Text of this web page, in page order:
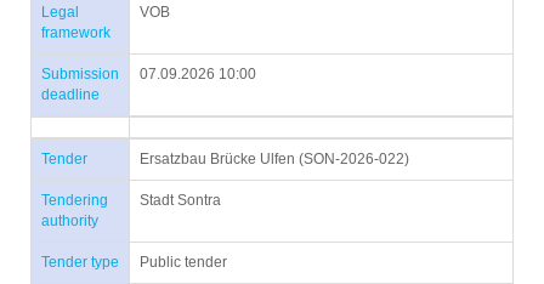
Legal
framework
VOB
Submission
deadline
07.09.2026 10:00
Tender Ersatzbau Brücke Ulfen (SON-2026-022)
Tendering
authority
Stadt Sontra
Tender type Public tender